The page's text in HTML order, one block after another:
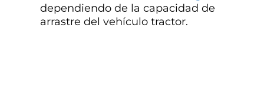
dependiendo de la capacidad de
arrastre del vehículo tractor.